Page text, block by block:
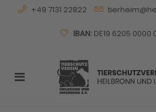
+49 7131 22822
IBAN:DE19 6205 0000